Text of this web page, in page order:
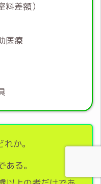
差額）
医療
か。
る。